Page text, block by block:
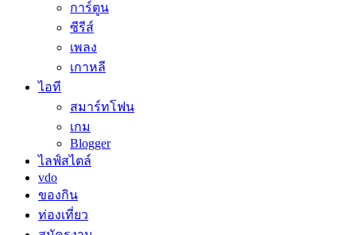
การ์ตูน
ซีรีส์
เพลง
เกาหลี
ไอที
สมาร์ทโฟน
เกม
Blogger
ไลฟ์สไตล์
vdo
ของกิน
ท่องเที่ยว